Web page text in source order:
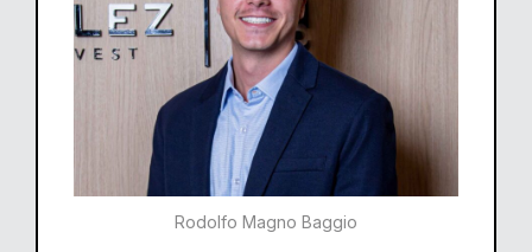
Rodolfo Magno Baggio​​